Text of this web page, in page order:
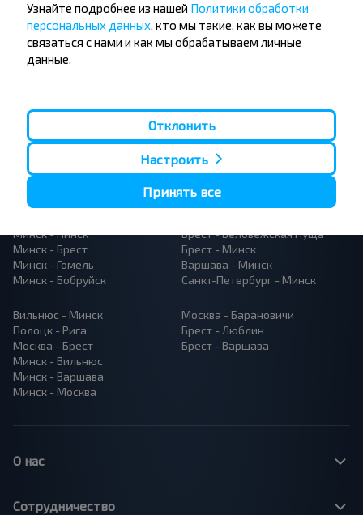
Подписаться
Популярные автобусные
направления
Минск - Несвиж
Минск - Пинск
Минск - Брест
Минск - Гомель
Минск - Бобруйск
Минск - Барановичи
Брест - Беловежская Пуща
Брест - Минск
Варшава - Минск
Санкт-Петербург - Минск
Вильнюс - Минск
Полоцк - Рига
Москва - Брест
Минск - Вильнюс
Минск - Варшава
Минск - Москва
Москва - Барановичи
Брест - Люблин
Брест - Варшава
О нас
Сотрудничество
Узнайте подробнее из нашей Политики обработки
персональных данных, кто мы такие, как вы можете
связаться с нами и как мы обрабатываем личные
данные.
Отклонить
Настроить
Принять все